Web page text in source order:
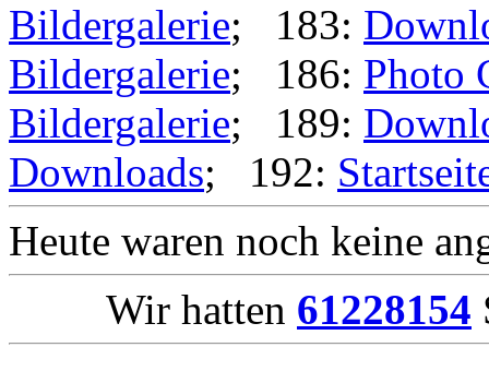
Bildergalerie; 183:
Bildergalerie; 186: Photo
Bildergalerie; 189:
Downloads; 192:
Heute waren noch keine
Wir hatten 61228154